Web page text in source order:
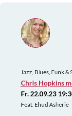
Jazz, Blues, Funk &
Chris Hopkins
Fr. 22.09.23
Feat. Ehud Asherie